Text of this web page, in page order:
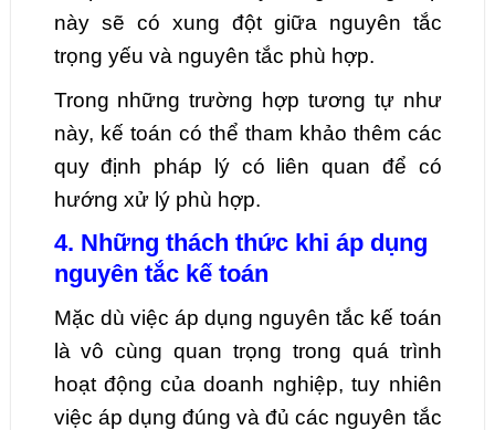
này sẽ có xung đột giữa nguyên tắc
trọng yếu và nguyên tắc phù hợp.
Trong những trường hợp tương tự như
này, kế toán có thể tham khảo thêm các
quy định pháp lý có liên quan để có
hướng xử lý phù hợp.
4. Những thách thức khi áp dụng
nguyên tắc kế toán
Mặc dù việc áp dụng nguyên tắc kế toán
là vô cùng quan trọng trong quá trình
hoạt động của doanh nghiệp, tuy nhiên
việc áp dụng đúng và đủ các nguyên tắc